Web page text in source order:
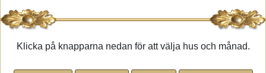
Klicka på knapparna nedan för att välja hus och månad.